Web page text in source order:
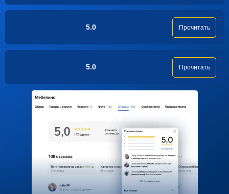
5.0 Прочитать
5.0 Прочитать